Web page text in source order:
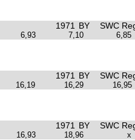
1971 BY SWC
6,93 7,10 6,85
1971 BY SWC
16,19 16,29 16,95
1971 BY SWC
16,93 18,96 x